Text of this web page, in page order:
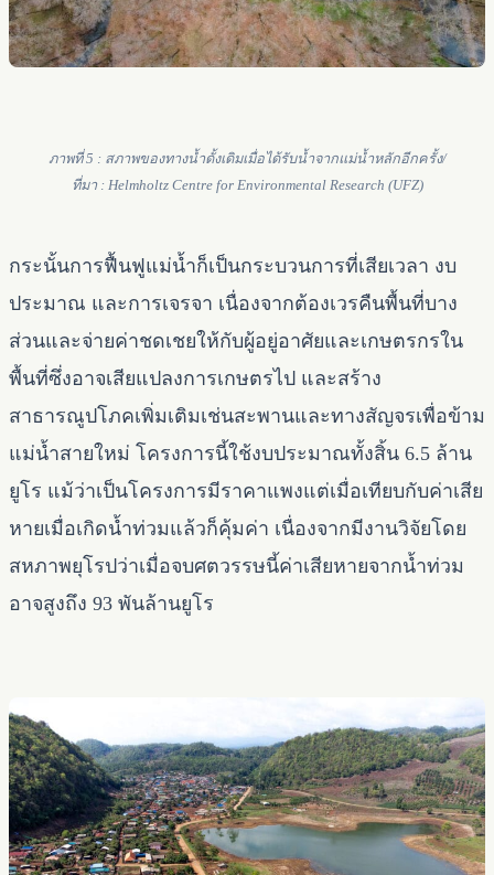
ภาพที่ 5 : สภาพของทางน้ำดั้งเดิมเมื่อได้รับน้ำจากแม่น้ำหลักอีกครั้ง/
ที่มา : Helmholtz Centre for Environmental Research (UFZ)
กระนั้นการฟื้นฟูแม่น้ำก็เป็นกระบวนการที่เสียเวลา งบ
ประมาณ และการเจรจา เนื่องจากต้องเวรคืนพื้นที่บาง
ส่วนและจ่ายค่าชดเชยให้กับผู้อยู่อาศัยและเกษตรกรใน
พื้นที่ซึ่งอาจเสียแปลงการเกษตรไป และสร้าง
สาธารณูปโภคเพิ่มเติมเช่นสะพานและทางสัญจรเพื่อข้าม
แม่น้ำสายใหม่ โครงการนี้ใช้งบประมาณทั้งสิ้น 6.5 ล้าน
ยูโร แม้ว่าเป็นโครงการมีราคาแพงแต่เมื่อเทียบกับค่าเสีย
หายเมื่อเกิดน้ำท่วมแล้วก็คุ้มค่า เนื่องจากมีงานวิจัยโดย
สหภาพยุโรปว่าเมื่อจบศตวรรษนี้ค่าเสียหายจากน้ำท่วม
อาจสูงถึง 93 พันล้านยูโร